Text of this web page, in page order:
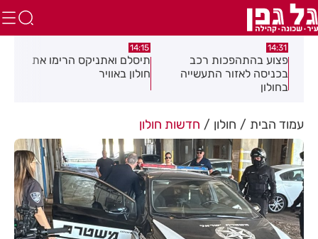
14:31
פצוע בהתהפכות רכב
בכניסה לאזור התעשייה
בחולון
14:15
תיסלם ואתניקס הרימו את
חולון באוויר
עמוד הבית חולון חדשות חולון